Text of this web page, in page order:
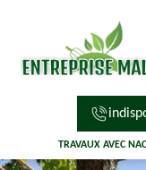
TRAVAUX AVEC